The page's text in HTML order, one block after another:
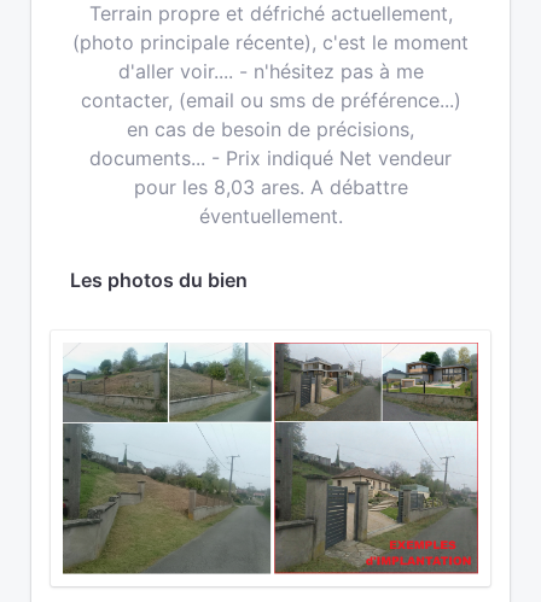
Terrain propre et défriché actuellement,
(photo principale récente), c'est le moment
d'aller voir.... - n'hésitez pas à me
contacter, (email ou sms de préférence...)
en cas de besoin de précisions,
documents... - Prix indiqué Net vendeur
pour les 8,03 ares. A débattre
éventuellement.
Les photos du bien